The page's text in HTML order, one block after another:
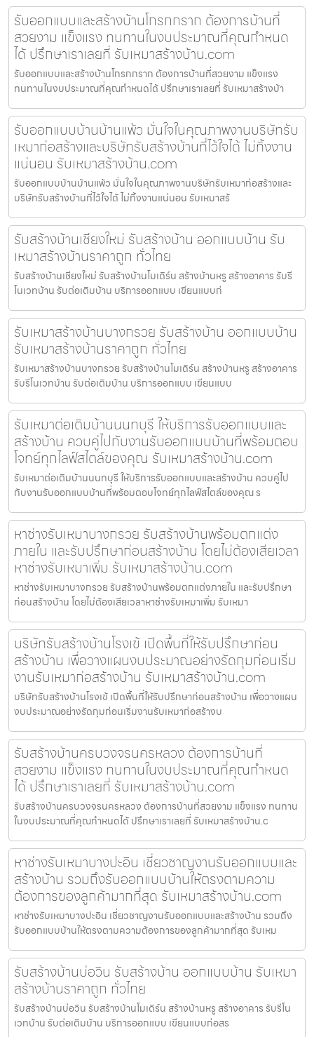
รับออกแบบและสร้างบ้านโกรกกราก ต้องการบ้านที่
สวยงาม แข็งแรง ทนทานในงบประมาณที่คุณกำหนด
ได้ ปรึกษาเราเลยที่ รับเหมาสร้างบ้าน.com
รับออกแบบและสร้างบ้านโกรกกราก ต้องการบ้านที่สวยงาม แข็งแรง
ทนทานในงบประมาณที่คุณกำหนดได้ ปรึกษาเราเลยที่ รับเหมาสร้างบ้า
รับออกแบบบ้านบ้านแพ้ว มั่นใจในคุณภาพงานบริษัทรับ
เหมาก่อสร้างและบริษัทรับสร้างบ้านที่ไว้ใจได้ ไม่ทิ้งงาน
แน่นอน รับเหมาสร้างบ้าน.com
รับออกแบบบ้านบ้านแพ้ว มั่นใจในคุณภาพงานบริษัทรับเหมาก่อสร้างและ
บริษัทรับสร้างบ้านที่ไว้ใจได้ ไม่ทิ้งงานแน่นอน รับเหมาสร้
รับสร้างบ้านเชียงใหม่ รับสร้างบ้าน ออกแบบบ้าน รับ
เหมาสร้างบ้านราคาถูก ทั่วไทย
รับสร้างบ้านเชียงใหม่ รับสร้างบ้านโมเดิร์น สร้างบ้านหรู สร้างอาคาร รับรี
โนเวทบ้าน รับต่อเติมบ้าน บริการออกแบบ เขียนแบบก่
รับเหมาสร้างบ้านบางกรวย รับสร้างบ้าน ออกแบบบ้าน
รับเหมาสร้างบ้านราคาถูก ทั่วไทย
รับเหมาสร้างบ้านบางกรวย รับสร้างบ้านโมเดิร์น สร้างบ้านหรู สร้างอาคาร
รับรีโนเวทบ้าน รับต่อเติมบ้าน บริการออกแบบ เขียนแบบ
รับเหมาต่อเติมบ้านนนทบุรี ให้บริการรับออกแบบและ
สร้างบ้าน ควบคู่ไปกับงานรับออกแบบบ้านที่พร้อมตอบ
โจทย์ทุกไลฟ์สไตล์ของคุณ รับเหมาสร้างบ้าน.com
รับเหมาต่อเติมบ้านนนทบุรี ให้บริการรับออกแบบและสร้างบ้าน ควบคู่ไป
กับงานรับออกแบบบ้านที่พร้อมตอบโจทย์ทุกไลฟ์สไตล์ของคุณ ร
หาช่างรับเหมาบางกรวย รับสร้างบ้านพร้อมตกแต่ง
ภายใน และรับปรึกษาก่อนสร้างบ้าน โดยไม่ต้องเสียเวลา
หาช่างรับเหมาเพิ่ม รับเหมาสร้างบ้าน.com
หาช่างรับเหมาบางกรวย รับสร้างบ้านพร้อมตกแต่งภายใน และรับปรึกษา
ก่อนสร้างบ้าน โดยไม่ต้องเสียเวลาหาช่างรับเหมาเพิ่ม รับเหมา
บริษัทรับสร้างบ้านโรงเข้ เปิดพื้นที่ให้รับปรึกษาก่อน
สร้างบ้าน เพื่อวางแผนงบประมาณอย่างรัดกุมก่อนเริ่ม
งานรับเหมาก่อสร้างบ้าน รับเหมาสร้างบ้าน.com
บริษัทรับสร้างบ้านโรงเข้ เปิดพื้นที่ให้รับปรึกษาก่อนสร้างบ้าน เพื่อวางแผน
งบประมาณอย่างรัดกุมก่อนเริ่มงานรับเหมาก่อสร้างบ
รับสร้างบ้านครบวงจรนครหลวง ต้องการบ้านที่
สวยงาม แข็งแรง ทนทานในงบประมาณที่คุณกำหนด
ได้ ปรึกษาเราเลยที่ รับเหมาสร้างบ้าน.com
รับสร้างบ้านครบวงจรนครหลวง ต้องการบ้านที่สวยงาม แข็งแรง ทนทาน
ในงบประมาณที่คุณกำหนดได้ ปรึกษาเราเลยที่ รับเหมาสร้างบ้าน.c
หาช่างรับเหมาบางปะอิน เชี่ยวชาญงานรับออกแบบและ
สร้างบ้าน รวมถึงรับออกแบบบ้านให้ตรงตามความ
ต้องการของลูกค้ามากที่สุด รับเหมาสร้างบ้าน.com
หาช่างรับเหมาบางปะอิน เชี่ยวชาญงานรับออกแบบและสร้างบ้าน รวมถึง
รับออกแบบบ้านให้ตรงตามความต้องการของลูกค้ามากที่สุด รับเหม
รับสร้างบ้านบ่อวิน รับสร้างบ้าน ออกแบบบ้าน รับเหมา
สร้างบ้านราคาถูก ทั่วไทย
รับสร้างบ้านบ่อวิน รับสร้างบ้านโมเดิร์น สร้างบ้านหรู สร้างอาคาร รับรีโน
เวทบ้าน รับต่อเติมบ้าน บริการออกแบบ เขียนแบบก่อสร